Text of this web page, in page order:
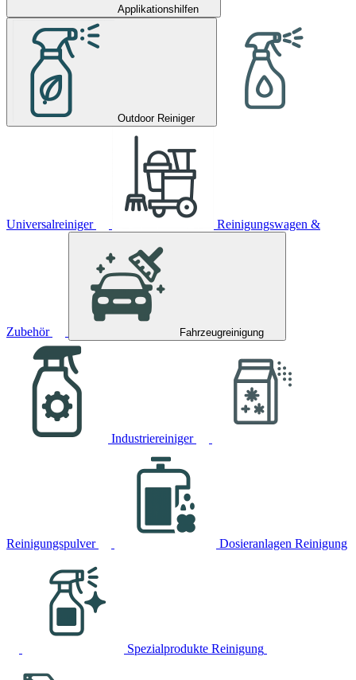
Applikationshilfen
Outdoor Reiniger
Universalreiniger Reinigungswagen &
Zubehör Fahrzeugreinigung
Industriereiniger
Reinigungspulver Dosieranlagen Reinigung
Spezialprodukte Reinigung